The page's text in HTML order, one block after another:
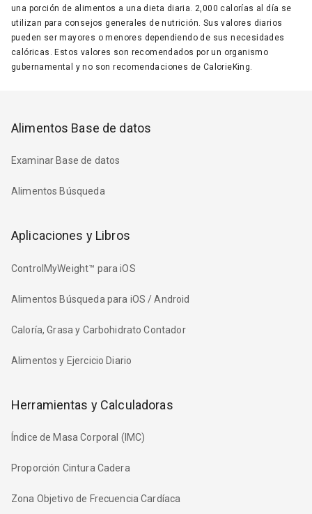
una porción de alimentos a una dieta diaria. 2,000 calorías al día se
utilizan para consejos generales de nutrición. Sus valores diarios
pueden ser mayores o menores dependiendo de sus necesidades
calóricas. Estos valores son recomendados por un organismo
gubernamental y no son recomendaciones de CalorieKing.
Alimentos Base de datos
Examinar Base de datos
Alimentos Búsqueda
Aplicaciones y Libros
ControlMyWeight™ para iOS
Alimentos Búsqueda para iOS / Android
Caloría, Grasa y Carbohidrato Contador
Alimentos y Ejercicio Diario
Herramientas y Calculadoras
Índice de Masa Corporal (IMC)
Proporción Cintura Cadera
Zona Objetivo de Frecuencia Cardíaca